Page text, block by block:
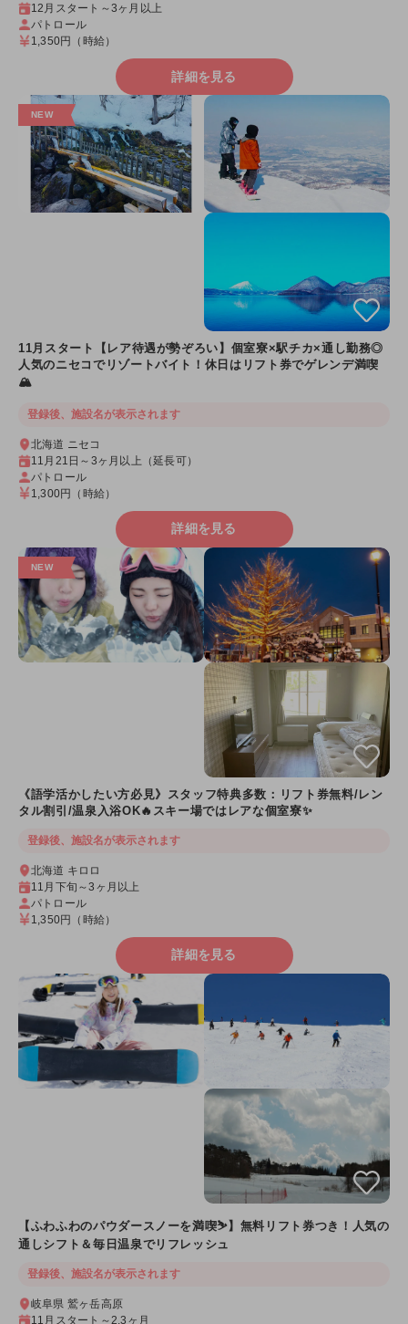
12月スタート～3ヶ月以上
パトロール
1,350円
（時給）
詳細を見る
11月スタート【レア待遇が勢ぞろい】個室寮×駅チカ×通し勤務◎
人気のニセコでリゾートバイト！休日はリフト券でゲレンデ満喫
🏔️
登録後、施設名が表示されます
北海道 ニセコ
11月21日～3ヶ月以上（延長可）
パトロール
1,300円 （時給）
詳細を見る
《語学活かしたい方必見》スタッフ特典多数：リフト券無料/レン
タル割引/温泉入浴OK🔥スキー場ではレアな個室寮✨
登録後、施設名が表示されます
北海道 キロロ
11月下旬～3ヶ月以上
パトロール
1,350円 （時給）
詳細を見る
【ふわふわのパウダースノーを満喫⛷️】無料リフト券つき！人気の
通しシフト＆毎日温泉でリフレッシュ
登録後、施設名が表示されます
岐阜県 鷲ヶ岳高原
11月スタート～2.3ヶ月